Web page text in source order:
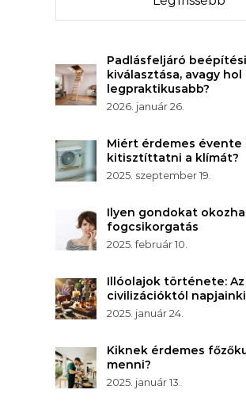
Padlásfeljáró
kiválasztása, avagy hol
legpraktikusabb?
2026. január 26.
Miért érdemes évente
kitisztíttatni a klímát?
2025. szeptember 19.
Ilyen gondokat
fogcsikorgatás
2025. február 10.
Illóolajok története: Az
civilizációktól
2025. január 24.
Kiknek érdemes
menni?
2025. január 13.